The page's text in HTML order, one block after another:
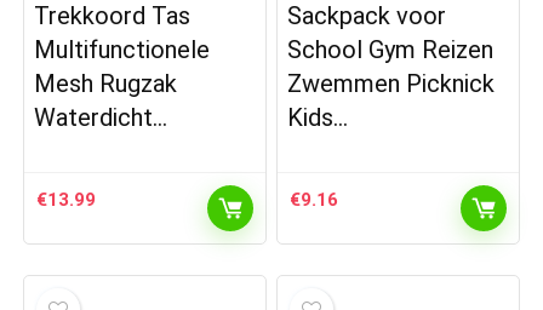
Trekkoord Tas
Multifunctionele
Mesh Rugzak
Waterdicht…
€13.99
Sackpack voor
School Gym Reizen
Zwemmen Picknick
Kids…
€9.16